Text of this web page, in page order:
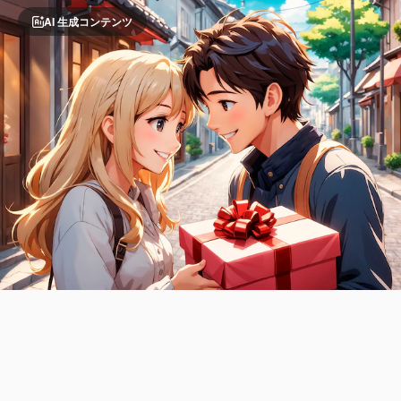
AI 生成コンテンツ